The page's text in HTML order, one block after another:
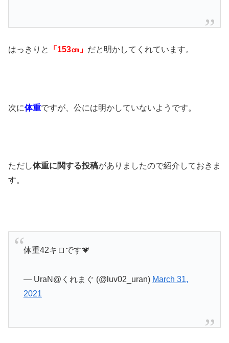
はっきりと 「153㎝」 だと 明かしてくれています。
次に体重ですが、 公には明かしていないようです。
ただし体重に関する投稿がありましたので紹介しておきま
す。
体重42キロです💗
— UraN@くれまぐ (@luv02_uran) March 31,
2021